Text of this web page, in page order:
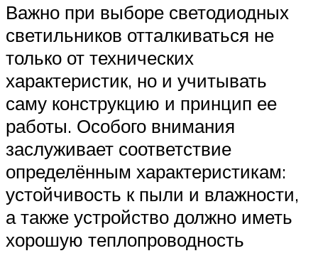
Важно при выборе светодиодных
светильников отталкиваться не
только от технических
характеристик, но и учитывать
саму конструкцию и принцип ее
работы. Особого внимания
заслуживает соответствие
определённым характеристикам:
устойчивость к пыли и влажности,
а также устройство должно иметь
хорошую теплопроводность